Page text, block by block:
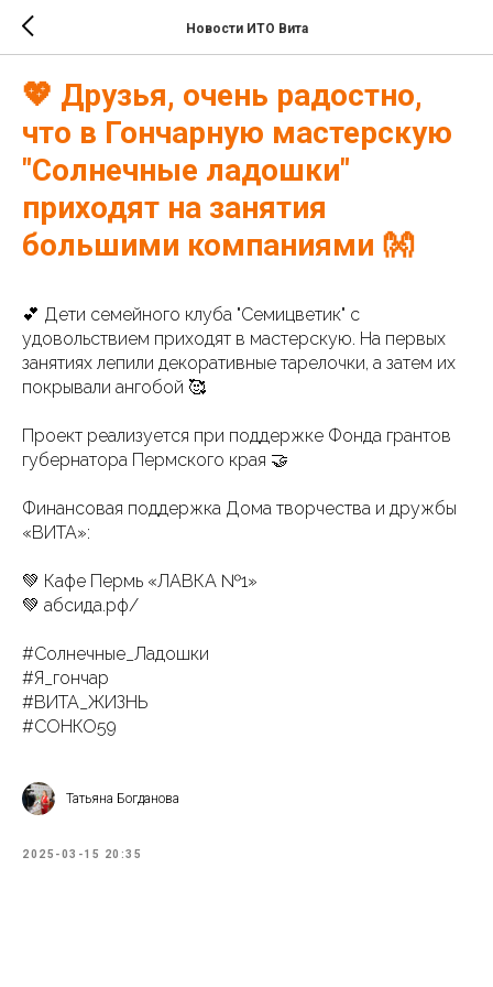
Новости ИТО Вита
💖 Друзья, очень радостно,
что в Гончарную мастерскую
"Солнечные ладошки"
приходят на занятия
большими компаниями 👐
💕 Дети семейного клуба "Семицветик" с
удовольствием приходят в мастерскую. На первых
занятиях лепили декоративные тарелочки, а затем их
покрывали ангобой 🥰
Проект реализуется при поддержке Фонда грантов
губернатора Пермского края 🤝
Финансовая поддержка Дома творчества и дружбы
«ВИТА»:
💚 Кафе Пермь «ЛАВКА №1»
💚 абсида.рф/
#Солнечные_Ладошки
#Я_гончар
#ВИТА_ЖИЗНЬ
#СОНКО59
Татьяна Богданова
2025-03-15 20:35